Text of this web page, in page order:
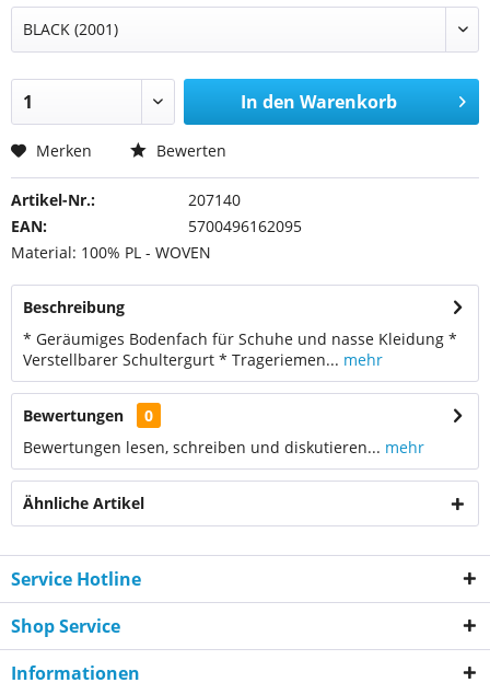
In den Warenkorb
Merken Bewerten
Artikel-Nr.:
207140
EAN:
5700496162095
Material: 100% PL - WOVEN
Beschreibung
* Geräumiges Bodenfach für Schuhe und nasse Kleidung *
Verstellbarer Schultergurt * Trageriemen... mehr
Bewertungen
0
Bewertungen lesen, schreiben und diskutieren... mehr
Ähnliche Artikel
Service Hotline
Shop Service
Informationen